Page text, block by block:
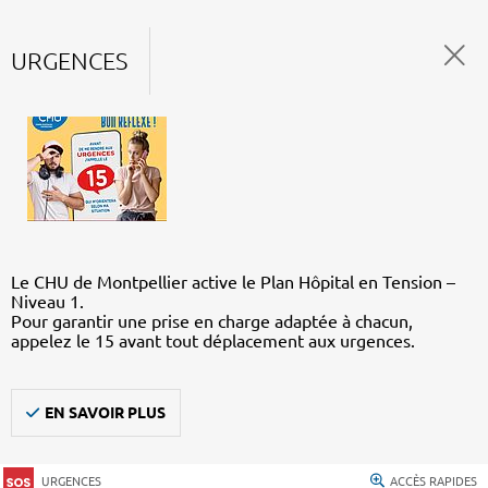
URGENCES
Le CHU de Montpellier active le Plan Hôpital en Tension –
Niveau 1.
Pour garantir une prise en charge adaptée à chacun,
appelez le 15 avant tout déplacement aux urgences.
EN SAVOIR PLUS
URGENCES ACCÈS RAPIDES